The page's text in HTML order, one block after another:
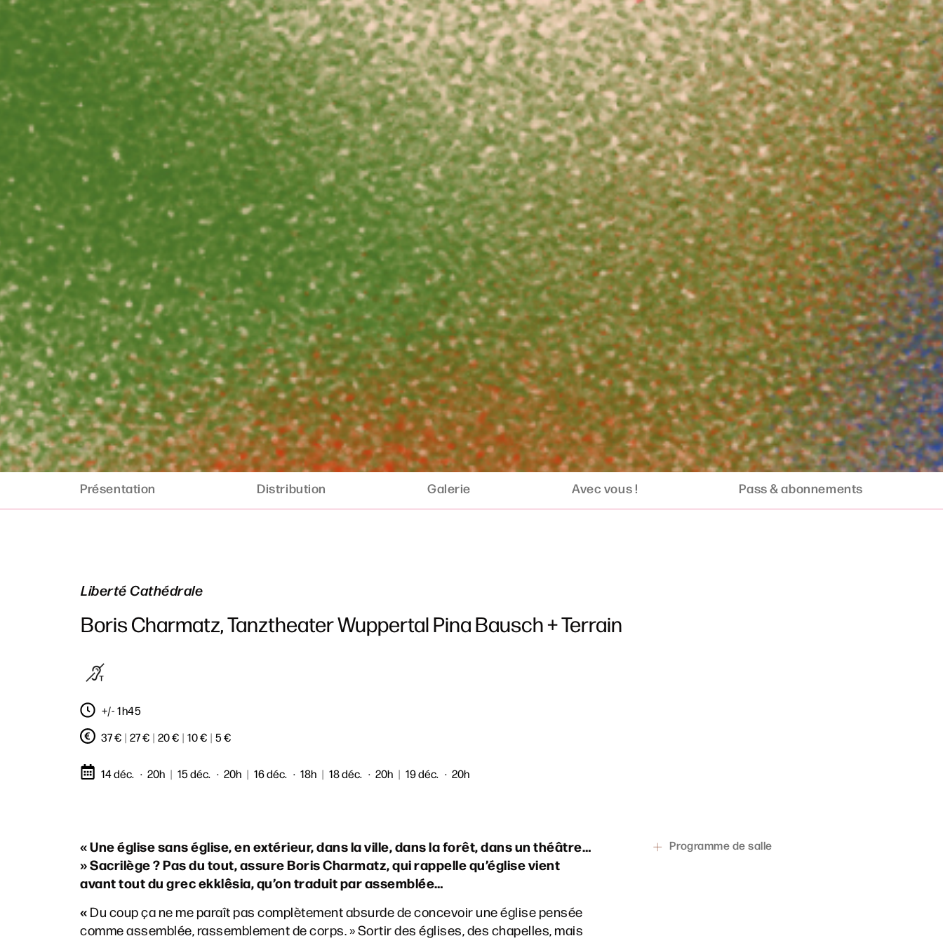
Présentation Distribution Galerie Avec vous ! Pass & abonnements
Liberté Cathédrale
Boris Charmatz, Tanztheater Wuppertal Pina Bausch + Terrain
+/- 1h45
37 € | 27 € | 20 € | 10 € | 5 €
14 déc. 20h | 15 déc. 20h | 16 déc. 18h | 18 déc. 20h | 19 déc. 20h
« Une église sans église, en extérieur, dans la ville, dans la forêt, dans un théâtre…
» Sacrilège ? Pas du tout, assure Boris Charmatz, qui rappelle qu’église vient
avant tout du grec ekklêsia, qu’on traduit par assemblée…
« Du coup ça ne me paraît pas complètement absurde de concevoir une église pensée
comme assemblée, rassemblement de corps. » Sortir des églises, des chapelles, mais
Programme de salle